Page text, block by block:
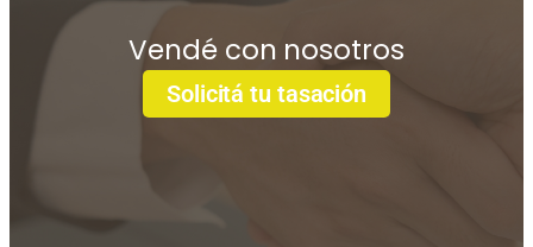
Vendé con nosotros
Solicitá tu tasación